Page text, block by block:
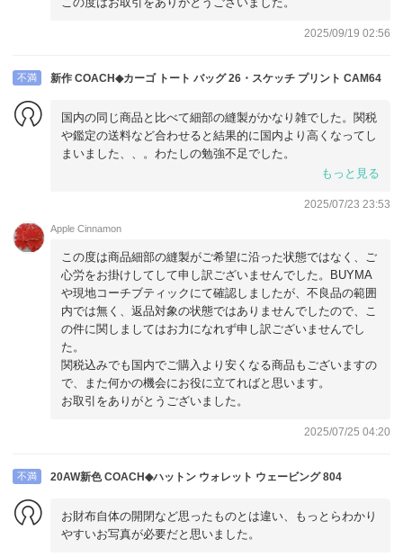
2025/09/19 02:56
不満 新作 COACH◆カーゴ トート バッグ 26・スケッチ プリント CAM64
国内の同じ商品と比べて細部の縫製がかなり雑でした。関税
や鑑定の送料など合わせると結果的に国内より高くなってし
まいました、、。わたしの勉強不足でした。
があっても返品交換はできなかったので使うしかないので残
念でした。
もっと見る
2025/07/23 23:53
Apple Cinnamon
この度は商品細部の縫製がご希望に沿った状態ではなく、ご
心労をお掛けしてして申し訳ございませんでした。BUYMA
や現地コーチブティックにて確認しましたが、不良品の範囲
内では無く、返品対象の状態ではありませんでしたので、こ
の件に関しましてはお力になれず申し訳ございませんでし
た。
関税込みでも国内でご購入より安くなる商品もございますの
で、また何かの機会にお役に立てればと思います。
お取引をありがとうございました。
2025/07/25 04:20
不満 20AW新色 COACH◆ハットン ウォレット ウェービング 804
お財布自体の開閉など思ったものとは違い、もっとらわかり
やすいお写真が必要だと思いました。